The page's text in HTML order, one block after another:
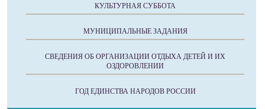
КУЛЬТУРНАЯ СУББОТА
МУНИЦИПАЛЬНЫЕ ЗАДАНИЯ
СВЕДЕНИЯ ОБ ОРГАНИЗАЦИИ ОТДЫХА ДЕТЕЙ И ИХ
ОЗДОРОВЛЕНИИ
ГОД ЕДИНСТВА НАРОДОВ РОССИИ